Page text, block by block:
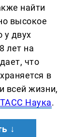
найти
высокое
у двух
лет на
что
в
всей жизни,
ТАСС Наука.
↓